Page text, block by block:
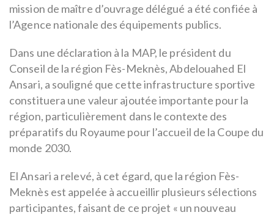
mission de maître d’ouvrage délégué a été confiée à
l’Agence nationale des équipements publics.
Dans une déclaration à la MAP, le président du
Conseil de la région Fès-Meknès, Abdelouahed El
Ansari, a souligné que cette infrastructure sportive
constituera une valeur ajoutée importante pour la
région, particulièrement dans le contexte des
préparatifs du Royaume pour l’accueil de la Coupe du
monde 2030.
El Ansari a relevé, à cet égard, que la région Fès-
Meknès est appelée à accueillir plusieurs sélections
participantes, faisant de ce projet « un nouveau